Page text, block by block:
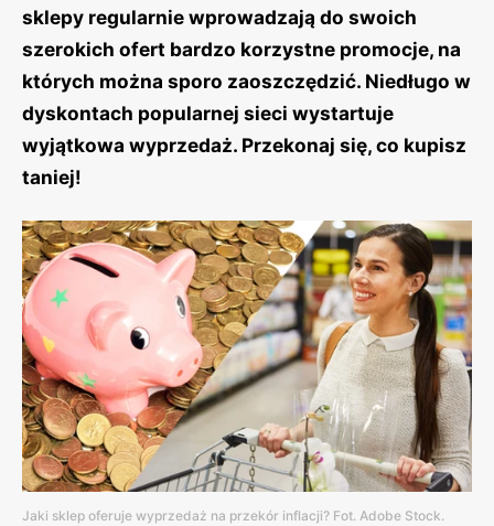
sklepy regularnie wprowadzają do swoich
szerokich ofert bardzo korzystne promocje, na
których można sporo zaoszczędzić. Niedługo w
dyskontach popularnej sieci wystartuje
wyjątkowa wyprzedaż. Przekonaj się, co kupisz
taniej!
Jaki sklep oferuje wyprzedaż na przekór inflacji? Fot. Adobe Stock.